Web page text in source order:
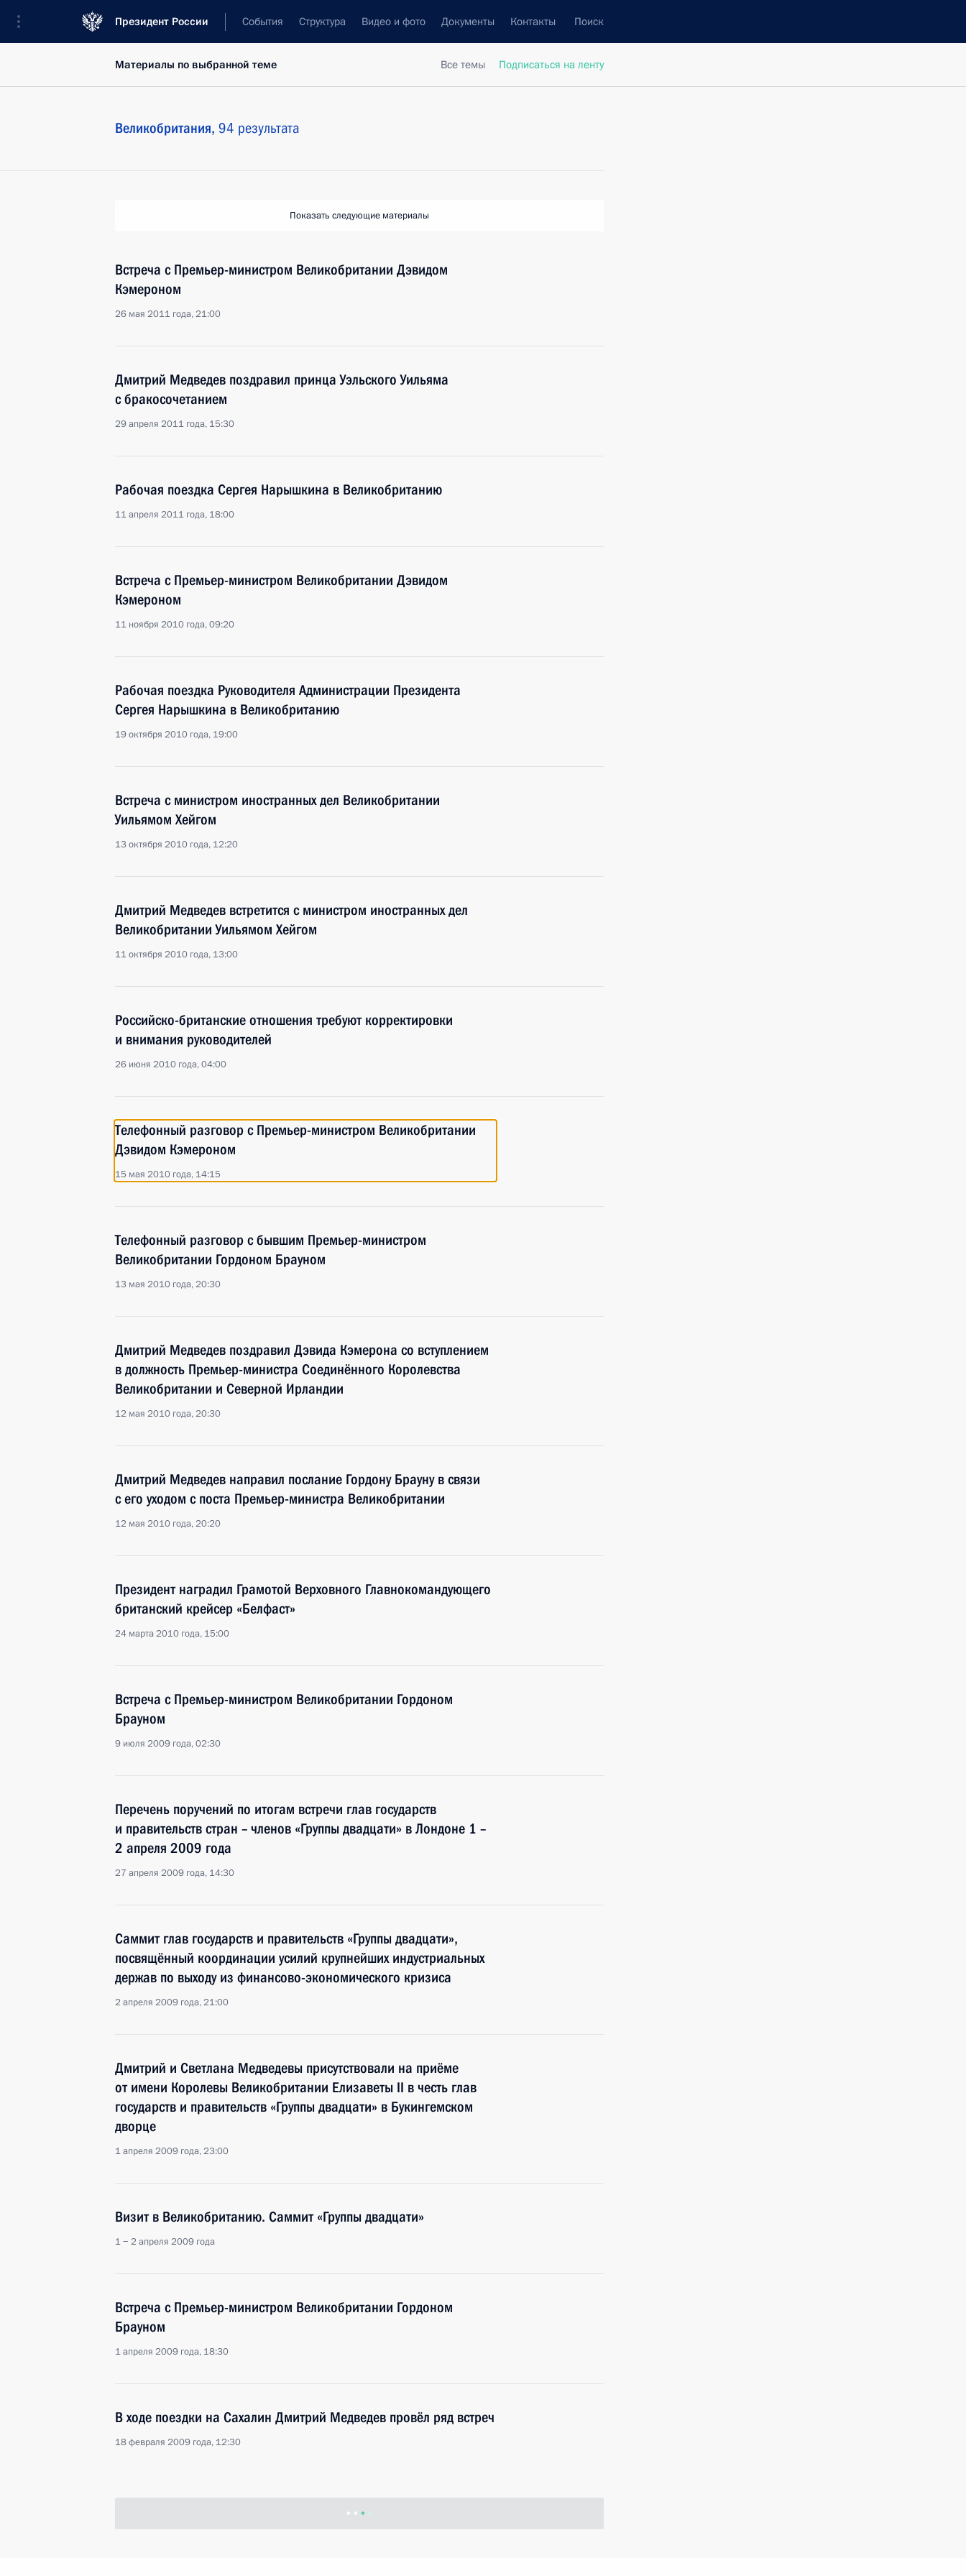
Президент России События Структура Видео и фото Документы Контакты Поиск
Все темы Подписаться на ленту
Материалы по выбранной теме
Великобритания, 94 результата
Показать следующие материалы
Встреча с Премьер-министром Великобритании Дэвидом
Кэмероном
26 мая 2011 года, 21:00
Дмитрий Медведев поздравил принца Уэльского Уильяма
с бракосочетанием
29 апреля 2011 года, 15:30
Рабочая поездка Сергея Нарышкина в Великобританию
11 апреля 2011 года, 18:00
Встреча с Премьер-министром Великобритании Дэвидом
Кэмероном
11 ноября 2010 года, 09:20
Рабочая поездка Руководителя Администрации Президента
Сергея Нарышкина в Великобританию
19 октября 2010 года, 19:00
Встреча с министром иностранных дел Великобритании
Уильямом Хейгом
13 октября 2010 года, 12:20
Дмитрий Медведев встретится с министром иностранных дел
Великобритании Уильямом Хейгом
11 октября 2010 года, 13:00
Российско-британские отношения требуют корректировки
и внимания руководителей
26 июня 2010 года, 04:00
Телефонный разговор с Премьер-министром Великобритании
Дэвидом Кэмероном
15 мая 2010 года, 14:15
Телефонный разговор с бывшим Премьер-министром
Великобритании Гордоном Брауном
13 мая 2010 года, 20:30
Дмитрий Медведев поздравил Дэвида Кэмерона со вступлением
в должность Премьер-министра Соединённого Королевства
Великобритании и Северной Ирландии
12 мая 2010 года, 20:30
Дмитрий Медведев направил послание Гордону Брауну в связи
с его уходом с поста Премьер-министра Великобритании
12 мая 2010 года, 20:20
Президент наградил Грамотой Верховного Главнокомандующего
британский крейсер «Белфаст»
24 марта 2010 года, 15:00
Встреча с Премьер-министром Великобритании Гордоном
Брауном
9 июля 2009 года, 02:30
Перечень поручений по итогам встречи глав государств
и правительств стран – членов «Группы двадцати» в Лондоне 1 –
2 апреля 2009 года
27 апреля 2009 года, 14:30
Саммит глав государств и правительств «Группы двадцати»,
посвящённый координации усилий крупнейших индустриальных
держав по выходу из финансово-экономического кризиса
2 апреля 2009 года, 21:00
Дмитрий и Светлана Медведевы присутствовали на приёме
от имени Королевы Великобритании Елизаветы II в честь глав
государств и правительств «Группы двадцати» в Букингемском
дворце
1 апреля 2009 года, 23:00
Визит в Великобританию. Саммит «Группы двадцати»
1 − 2 апреля 2009 года
Встреча с Премьер-министром Великобритании Гордоном
Брауном
1 апреля 2009 года, 18:30
В ходе поездки на Сахалин Дмитрий Медведев провёл ряд встреч
18 февраля 2009 года, 12:30